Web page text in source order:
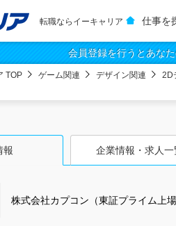
転職ならイーキャリア 仕事を
会員登録を行うとあな
TOP ゲーム関連 デザイン関連 2D
報 企業情報・求人一
株式会社カプコン（東証プライム上場